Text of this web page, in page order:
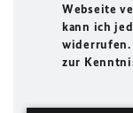
Webseite
kann ich
widerrufen.
zur